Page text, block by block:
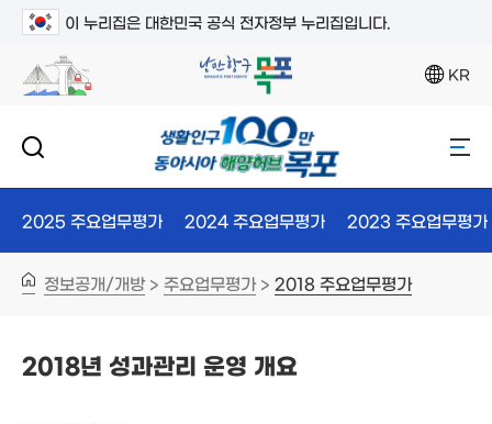
이 누리집은 대한민국 공식 전자정부 누리집입니다.
KR
2025 주요업무평가 2024 주요업무평가 2023 주요업무평가
정보공개/개방 > 주요업무평가 > 2018 주요업무평가
2018년 성과관리 운영 개요